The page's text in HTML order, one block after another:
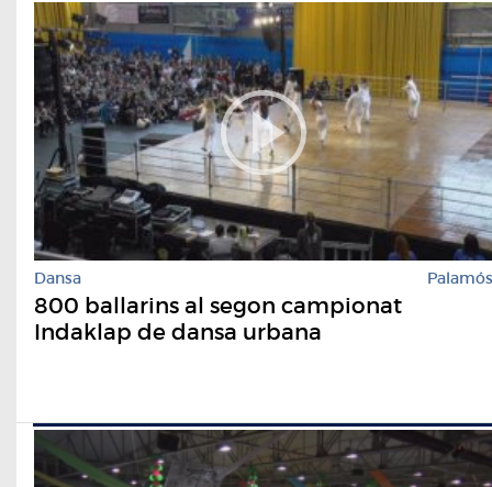
Dansa Palamós
800 ballarins al segon campionat
Indaklap de dansa urbana